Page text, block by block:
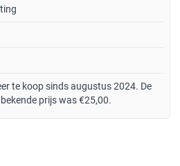
te koop sinds augustus 2024. De
prijs was €25,00.